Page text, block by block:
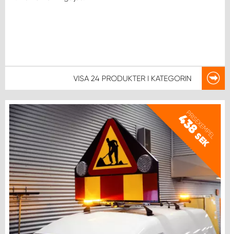
VISA 24 PRODUKTER I KATEGORIN
PRISEXEMPEL
438
SEK